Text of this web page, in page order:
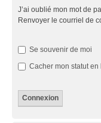
J’ai oublié mon mot de
Renvoyer le courriel de
Se souvenir de moi
Cacher mon statut